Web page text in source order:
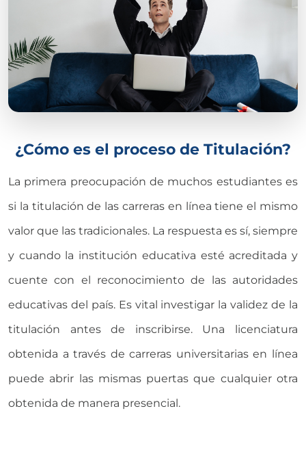
¿Cómo es el proceso de Titulación?
La primera preocupación de muchos estudiantes es
si la titulación de las carreras en línea tiene el mismo
valor que las tradicionales. La respuesta es sí, siempre
y cuando la institución educativa esté acreditada y
cuente con el reconocimiento de las autoridades
educativas del país. Es vital investigar la validez de la
titulación antes de inscribirse. Una licenciatura
obtenida a través de carreras universitarias en línea
puede abrir las mismas puertas que cualquier otra
obtenida de manera presencial.